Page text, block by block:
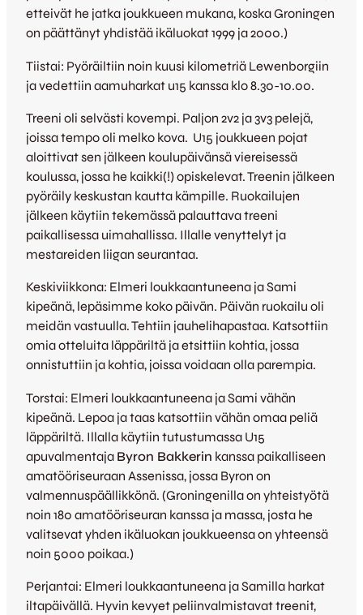
etteivät he jatka joukkueen mukana, koska Groningen
on päättänyt yhdistää ikäluokat 1999 ja 2000.)
Tiistai: Pyöräiltiin noin kuusi kilometriä Lewenborgiin
ja vedettiin aamuharkat u15 kanssa klo 8.30-10.00.
Treeni oli selvästi kovempi. Paljon 2v2 ja 3v3 pelejä,
joissa tempo oli melko kova. U15 joukkueen pojat
aloittivat sen jälkeen koulupäivänsä viereisessä
koulussa, jossa he kaikki(!) opiskelevat. Treenin jälkeen
pyöräily keskustan kautta kämpille. Ruokailujen
jälkeen käytiin tekemässä palauttava treeni
paikallisessa uimahallissa. Illalle venyttelyt ja
mestareiden liigan seurantaa.
Keskiviikkona: Elmeri loukkaantuneena ja Sami
kipeänä, lepäsimme koko päivän. Päivän ruokailu oli
meidän vastuulla. Tehtiin jauhelihapastaa. Katsottiin
omia otteluita läppäriltä ja etsittiin kohtia, jossa
onnistuttiin ja kohtia, joissa voidaan olla parempia.
Torstai: Elmeri loukkaantuneena ja Sami vähän
kipeänä. Lepoa ja taas katsottiin vähän omaa peliä
läppäriltä. Illalla käytiin tutustumassa U15
apuvalmentaja Byron Bakkerin kanssa paikalliseen
amatööriseuraan Assenissa, jossa Byron on
valmennuspäällikkönä. (Groningenilla on yhteistyötä
noin 180 amatööriseuran kanssa ja massa, josta he
valitsevat yhden ikäluokan joukkueensa on yhteensä
noin 5000 poikaa.)
Perjantai: Elmeri loukkaantuneena ja Samilla harkat
iltapäivällä. Hyvin kevyet peliinvalmistavat treenit,